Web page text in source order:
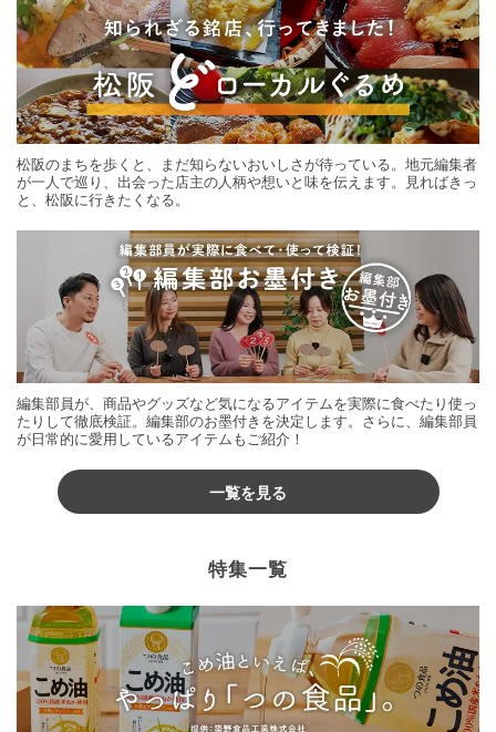
松阪のまちを歩くと、まだ知らないおいしさが待っている。地元編集者
が一人で巡り、出会った店主の人柄や想いと味を伝えます。見ればきっ
と、松阪に行きたくなる。
編集部員が、商品やグッズなど気になるアイテムを実際に食べたり使っ
たりして徹底検証。編集部のお墨付きを決定します。さらに、編集部員
が日常的に愛用しているアイテムもご紹介！
一覧を見る
特集一覧